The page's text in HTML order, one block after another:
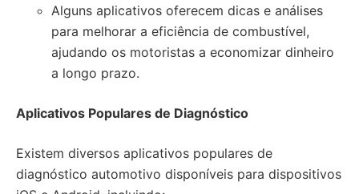
Alguns aplicativos oferecem dicas e análises
para melhorar a eficiência de combustível,
ajudando os motoristas a economizar dinheiro
a longo prazo.
Aplicativos Populares de Diagnóstico
Existem diversos aplicativos populares de
diagnóstico automotivo disponíveis para dispositivos